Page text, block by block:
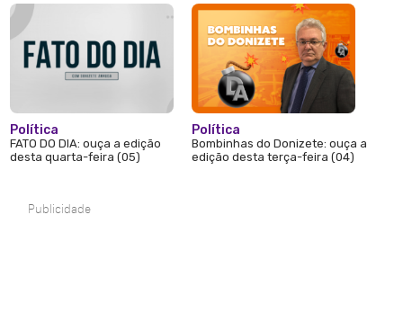
Política
FATO DO DIA: ouça a edição
desta quarta-feira (05)
Política
Bombinhas do Donizete: ouça a
edição desta terça-feira (04)
Publicidade